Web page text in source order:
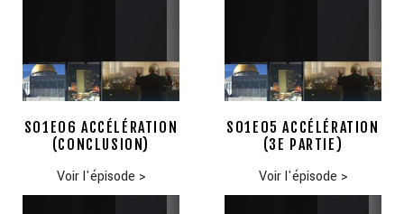
S01E06 ACCÉLÉRATION
(CONCLUSION)
Voir l'épisode >
S01E05 ACCÉLÉRATION
(3E PARTIE)
Voir l'épisode >